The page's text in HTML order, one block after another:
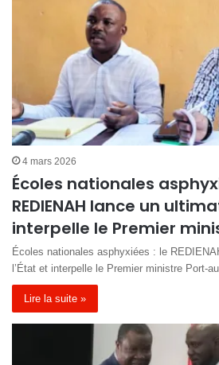
4 mars 2026
Écoles nationales
REDIENAH lance un
interpelle le Premier
Écoles nationales asphyxiées : le
l’État et interpelle le Premier ministre Port-
Lire la suite »